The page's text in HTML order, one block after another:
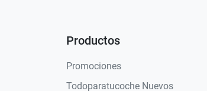
Productos
Promociones
Todoparatucoche Nuevos